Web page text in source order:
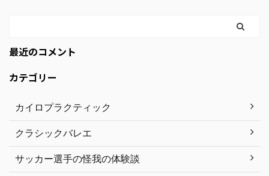
最近のコメント
カテゴリー
カイロプラクティック
クラシックバレエ
サッカー選手の怪我の体験談